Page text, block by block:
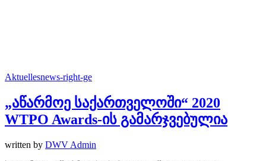
Aktuellesnews-right-ge
„აწარმოე საქართველოში“ 2020
WTPO Awards-ის გამარჯვებულია
written by DWV Admin